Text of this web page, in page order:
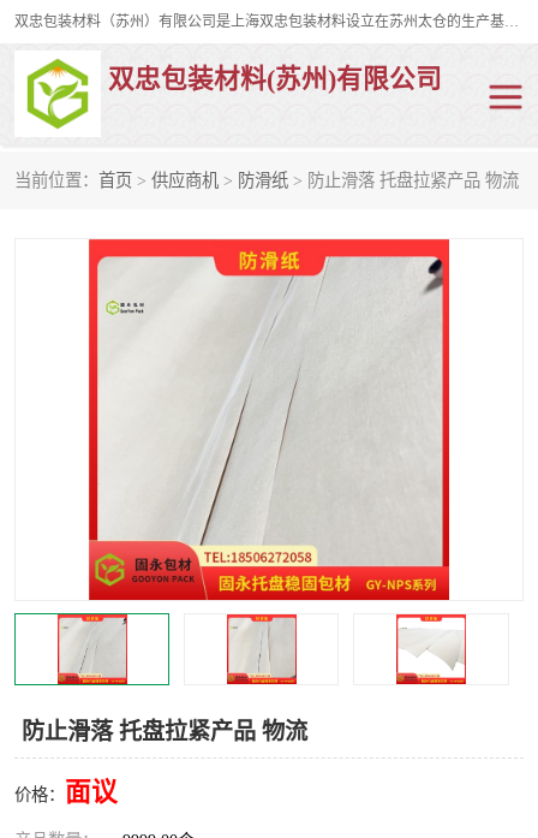
双忠包装材料（苏州）有限公司是上海双忠包装材料设立在苏州太仓的生产基地，占地约2万平米，产品主要有打孔缠绕膜，拉伸蜂窝纸，集装箱充气袋，滑托板，打包带，裹包网兜，防滑纸等箱体和托盘的运输和保护性包材。固永包材®，GooYon Pack®，是我们保护性包装材料的专属品牌。
双忠包装材料(苏州)有限公司
当前位置： 首页 > 供应商机 > 防滑纸 > 防止滑落 托盘拉紧产品 物流
防止滑落 托盘拉紧产品 物流
价格： 面议
裹包网兜 纤维打包带
缠绕膜